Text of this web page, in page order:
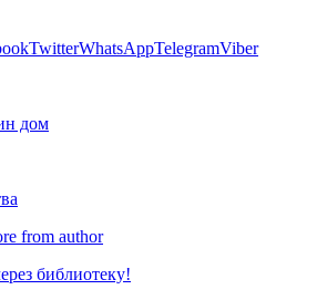
TwitterWhatsAppTelegramViber
дом
from author
библиотеку!